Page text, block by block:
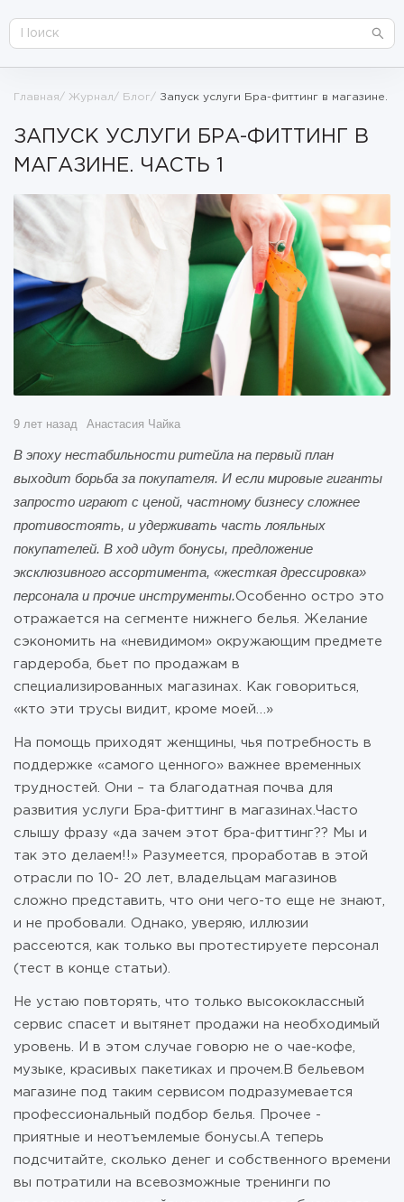
Главная Журнал Блог Запуск услуги Бра-фиттинг в магазине.
ЗАПУСК УСЛУГИ БРА-ФИТТИНГ В
МАГАЗИНЕ. ЧАСТЬ 1
9 лет назад Анастасия Чайка
В эпоху нестабильности ритейла на первый план
выходит борьба за покупателя. И если мировые гиганты
запросто играют с ценой, частному бизнесу сложнее
противостоять, и удерживать часть лояльных
покупателей. В ход идут бонусы, предложение
эксклюзивного ассортимента, «жесткая дрессировка»
персонала и прочие инструменты.Особенно остро это
отражается на сегменте нижнего белья. Желание
сэкономить на «невидимом» окружающим предмете
гардероба, бьет по продажам в
специализированных магазинах. Как говориться,
«кто эти трусы видит, кроме моей…»
На помощь приходят женщины, чья потребность в
поддержке «самого ценного» важнее временных
трудностей. Они – та благодатная почва для
развития услуги Бра-фиттинг в магазинах.Часто
слышу фразу «да зачем этот бра-фиттинг?? Мы и
так это делаем!!» Разумеется, проработав в этой
отрасли по 10- 20 лет, владельцам магазинов
сложно представить, что они чего-то еще не знают,
и не пробовали. Однако, уверяю, иллюзии
рассеются, как только вы протестируете персонал
(тест в конце статьи).
Не устаю повторять, что только высококлассный
сервис спасет и вытянет продажи на необходимый
уровень. И в этом случае говорю не о чае-кофе,
музыке, красивых пакетиках и прочем.В бельевом
магазине под таким сервисом подразумевается
профессиональный подбор белья. Прочее -
приятные и неотъемлемые бонусы.А теперь
подсчитайте, сколько денег и собственного времени
вы потратили на всевозможные тренинги по